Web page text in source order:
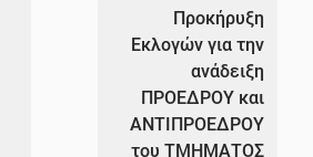
Προκήρυξη
Εκλογών για την
ανάδειξη
ΠΡΟΕΔΡΟΥ και
ΑΝΤΙΠΡΟΕΔΡΟΥ
του ΤΜΗΜΑΤΟΣ